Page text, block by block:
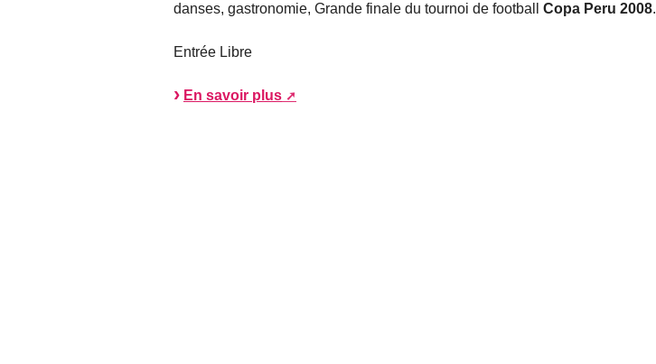
danses, gastronomie, Grande finale du tournoi de football Copa Peru 2008.
Entrée Libre
En savoir plus